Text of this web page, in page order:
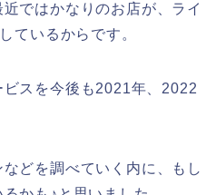
ではかなりのお店が、ライ
ているからです。
スを今後も2021年、2022
どを調べていく内に、もし